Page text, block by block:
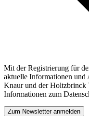
Mit der Registrierung für
aktuelle Informationen und
Knaur und der Holtzbrinck
Informationen zum